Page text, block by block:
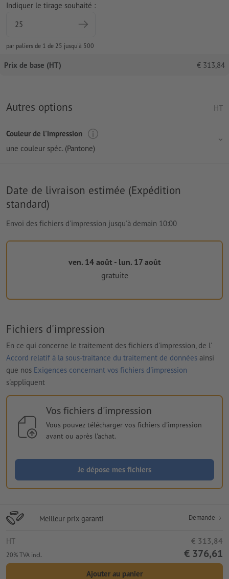
Indiquer le tirage souhaité :
par paliers de 1 de 25 jusqu'à 500
Prix de base (HT) € 313,84
Autres options HT
Couleur de l'impression
une couleur spéc. (Pantone)
Date de livraison estimée (Expédition
standard)
Envoi des fichiers d'impression jusqu'à demain 10:00
ven. 14 août - lun. 17 août
gratuite
Fichiers d'impression
En ce qui concerne le traitement des fichiers d'impression, de l'
Accord relatif à la sous-traitance du traitement de données ainsi
que nos Exigences concernant vos fichiers d'impression
s'appliquent
Vos fichiers d'impression
Vous pouvez télécharger vos fichiers d'impression
avant ou après l'achat.
Je dépose mes fichiers
Meilleur prix garanti Demande
HT € 313,84
20% TVA incl. € 376,61
Ajouter au panier